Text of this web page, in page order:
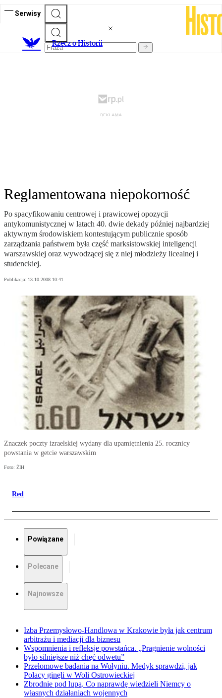
Serwisy
Rzecz o Historii
Reglamentowana niepokorność
Po spacyfikowaniu centrowej i prawicowej opozycji
antykomunistycznej w latach 40. dwie dekady później najbardziej
aktywnym środowiskiem kontestującym publicznie sposób
zarządzania państwem była część marksistowskiej inteligencji
warszawskiej oraz wywodzącej się z niej młodzieży licealnej i
studenckiej.
Publikacja: 13.10.2008 10:41
Znaczek poczty izraelskiej wydany dla upamiętnienia 25. rocznicy
powstania w getcie warszawskim
Foto: ŻIH
Red
Powiązane
Polecane
Najnowsze
Izba Przemysłowo-Handlowa w Krakowie była jak centrum
arbitrażu i mediacji dla biznesu
Wspomnienia i refleksje powstańca. „Pragnienie wolności
było silniejsze niż chęć odwetu”
Przełomowe badania na Wołyniu. Medyk sprawdzi, jak
Polacy ginęli w Woli Ostrowieckiej
Zbrodnie pod lupą. Co naprawdę wiedzieli Niemcy o
własnych działaniach wojennych